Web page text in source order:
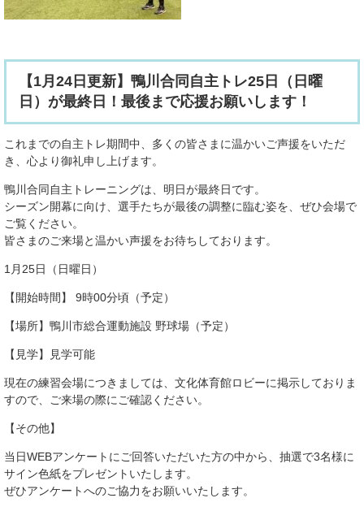
【1月24日更新】鴨川合同自主トレ25日（日曜
日）が最終日！最後まで応援お願いします！
これまでの自主トレ期間中、多くの皆さまに温かいご声援をいただ
き、心より御礼申し上げます。
鴨川合同自主トレーニングは、明日が最終日です。
シーズン開幕に向け、選手たちが最後の調整に臨む姿を、ぜひ会場で
ご覧ください。
皆さまのご来場と温かい声援をお待ちしております。
1月25日（日曜日）
【開始時間】 9時00分頃（予定）
【場所】鴨川市総合運動施設 野球場（予定）
【見学】見学可能
現在の練習会場につきましては、文化体育館ロビーに掲示しておりま
すので、ご来場の際にご確認ください。
【その他】
当日WEBアンケートにご回答いただいた方の中から、抽選で3名様に
サイン色紙をプレゼントいたします。
ぜひアンケートへのご協力をお願いいたします。